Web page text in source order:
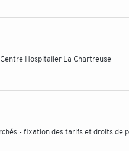
Hospitalier La Chartreuse
- fixation des tarifs et droits de